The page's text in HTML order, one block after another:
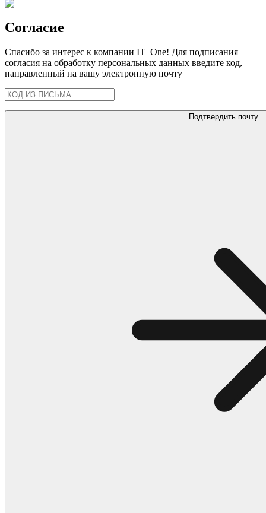
Согласие
Спасибо за интерес к компании IT_One! Для подписания
согласия на обработку персональных данных введите код,
направленный на вашу электронную почту
Подтвердить почту